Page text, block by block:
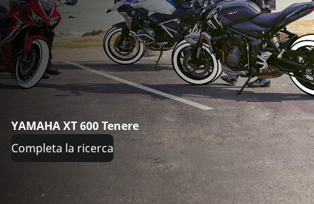
YAMAHA XT 600 Tenere
Completa la ricerca